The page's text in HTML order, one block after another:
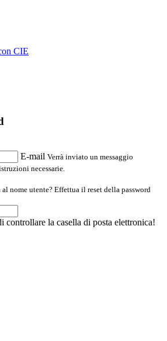
CIE
E-mail Verrà inviato un messaggio
necessarie.
nome utente? Effettua il reset della password
controllare la casella di posta elettronica!